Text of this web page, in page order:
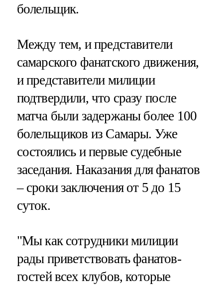
болельщик.
Между тем, и представители
самарского фанатского движения,
и представители милиции
подтвердили, что сразу после
матча были задержаны более 100
болельщиков из Самары. Уже
состоялись и первые судебные
заседания. Наказания для фанатов
– сроки заключения от 5 до 15
суток.
"Мы как сотрудники милиции
рады приветствовать фанатов-
гостей всех клубов, которые